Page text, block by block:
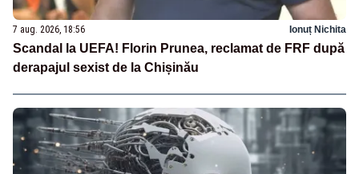
7 aug. 2026, 18:56 Ionuț Nichita
Scandal la UEFA! Florin Prunea, reclamat de FRF după
derapajul sexist de la Chișinău